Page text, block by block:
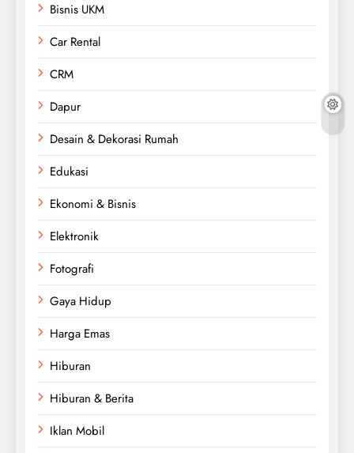
Bisnis UKM
Car Rental
CRM
Dapur
Desain & Dekorasi Rumah
Edukasi
Ekonomi & Bisnis
Elektronik
Fotografi
Gaya Hidup
Harga Emas
Hiburan
Hiburan & Berita
Iklan Mobil